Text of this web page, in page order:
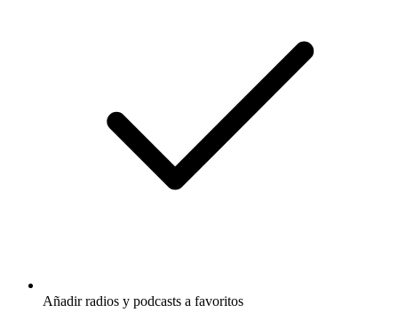
Añadir radios y podcasts a favoritos